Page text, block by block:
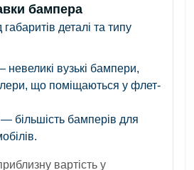
бампера
деталі та типу
невеликі вузькі бампери,
що поміщаються у флет-
— більшість бамперів для
вартість у